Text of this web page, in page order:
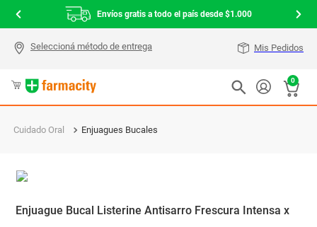
Envíos gratis a todo el país desde $1.000
Mis Pedidos
0
Cuidado Oral Enjuagues Bucales
Enjuague Bucal Listerine Antisarro Frescura Intensa x